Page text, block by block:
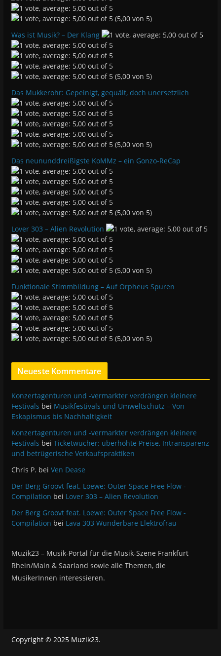
(5,00 von 5)
Was ist Musik? – Der Klang
(5,00 von 5)
Das Mukkerohr: Gepeinigt, gequält, doch unersetzlich
(5,00 von 5)
Das neununddreißigste KoMMz – ein Gonzo-ReCap
(5,00 von 5)
Lover 303 – Alien Revolution
(5,00 von 5)
Funktionale Stimmbildung – Auf Orpheus Spuren
(5,00 von 5)
Neueste Kommentare
Konzertagenturen und -vermarkter verdrängen kleinere
Festivals bei Musikfestivals und Umweltschutz – Von
Eskapismus bis Nachhaltigkeit
Konzertagenturen und -vermarkter verdrängen kleinere
Festivals bei Ticketwucher: überhöhte Preise, Intransparenz
und betrügerische Verkaufspraktiken
Chris P. bei Ven Dease
Der Berg Groovt feat. Loewe: Outer Space Free Flow -
Compilation bei Lover 303 – Alien Revolution
Der Berg Groovt feat. Loewe: Outer Space Free Flow -
Compilation bei Lava 303 Wunderbare Elektrofrau
Muzik23 – Musik-Portal für die Musik-Szene Frankfurt
Rhein/Main & Saarland sowie alle Themen, die
MusikerInnen interessieren.
Copyright © 2025 Muzik23.